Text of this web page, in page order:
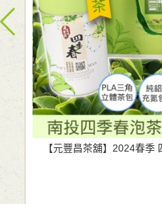
【元豐昌茶舖】2024春季